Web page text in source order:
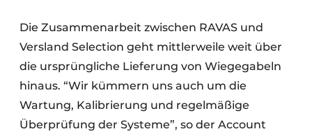
Die Zusammenarbeit zwischen RAVAS und
Versland Selection geht mittlerweile weit über
die ursprüngliche Lieferung von Wiegegabeln
hinaus. “Wir kümmern uns auch um die
Wartung, Kalibrierung und regelmäßige
Überprüfung der Systeme”, so der Account